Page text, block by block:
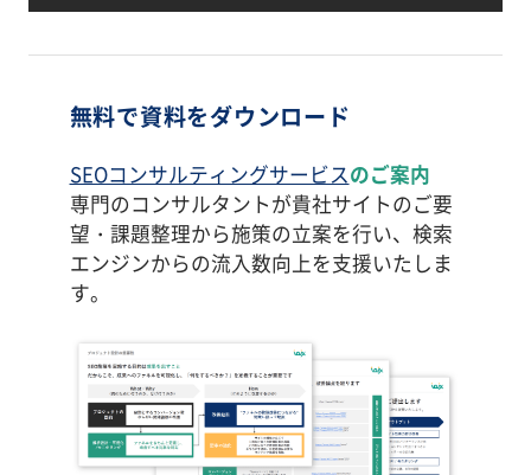
無料で資料をダウンロード
SEOコンサルティングサービスのご案内
専門のコンサルタントが貴社サイトのご要
望・課題整理から施策の立案を行い、検索
エンジンからの流入数向上を支援いたしま
す。